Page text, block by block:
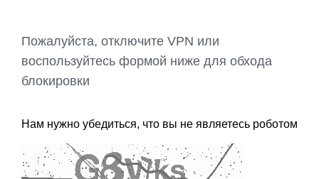
Пожалуйста, отключите VPN или
воспользуйтесь формой ниже для обхода
блокировки
Нам нужно убедиться, что вы не являетесь роботом